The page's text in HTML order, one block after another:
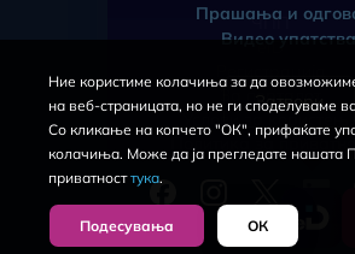
ЧПП
eID
За порталот
Услови за користење
Политика за
Прашања и
Видео упатства
Затвори
Ние користиме колачиња за да
на веб-страницата, но не ги споделуваме
Со кликање на копчето "ОК", прифаќате
колачиња. Може да ја прегледате нашата
приватносттука.
Подесувања ОК